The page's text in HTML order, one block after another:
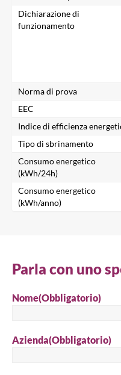
Dichiarazione di
funzionamento
Norma di prova
EEC
Indice di efficienza
Tipo di sbrinamento
Consumo energetico
(kWh/24h)
Consumo energetico
(kWh/anno)
Parla con uno
Nome(Obbligatorio)
Azienda(Obbligatorio)